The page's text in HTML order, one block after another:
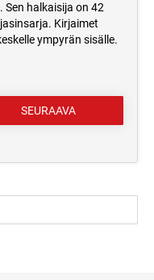
Sen halkaisija on 42
Kirjaimet
ympyrän sisälle.